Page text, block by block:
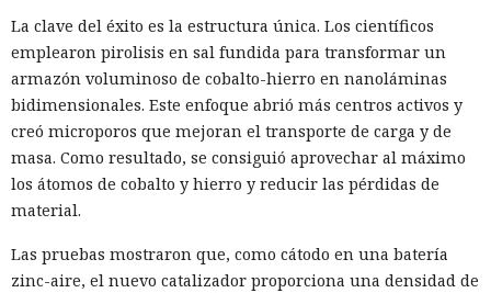
La clave del éxito es la estructura única. Los científicos
emplearon pirolisis en sal fundida para transformar un
armazón voluminoso de cobalto-hierro en nanoláminas
bidimensionales. Este enfoque abrió más centros activos y
creó microporos que mejoran el transporte de carga y de
masa. Como resultado, se consiguió aprovechar al máximo
los átomos de cobalto y hierro y reducir las pérdidas de
material.
Las pruebas mostraron que, como cátodo en una batería
zinc-aire, el nuevo catalizador proporciona una densidad de